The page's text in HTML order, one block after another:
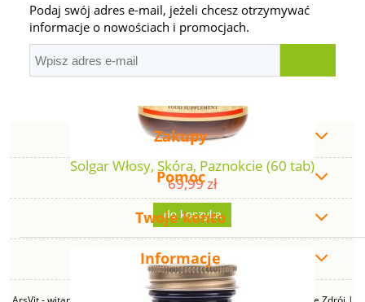
Solgar Włosy, Skóra, Paznokcie (60 tab)
69,99 zł
do koszyka
Podaj swój adres e-mail, jeżeli chcesz otrzymywać
informacje o nowościach i promocjach.
Zakupy
Pomoc
Twoje konto
Informacje